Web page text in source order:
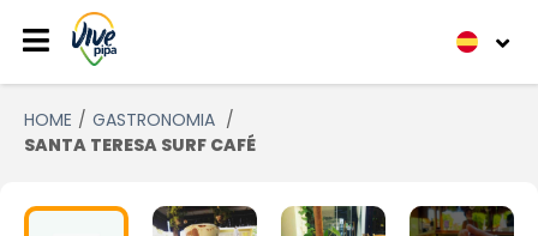
HOME
GASTRONOMIA
SANTA TERESA SURF CAFÉ